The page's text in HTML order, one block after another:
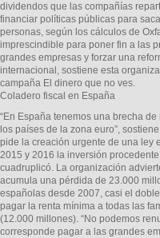
dividendos que las compañías
financiar políticas públicas para
personas, según los cálculos de
imprescindible para poner fin a las
grandes empresas y forzar una
internacional, sostiene esta
campaña El dinero que no ves.
Coladero fiscal en España
“En España tenemos una brecha
los países de la zona euro”,
pide la creación urgente de una ley
2015 y 2016 la inversión
cuadruplicó. La organización
acumula una pérdida de 23.000
españolas desde 2007, casi el
pagar la renta mínima a todas las
(12.000 millones). “No podemos
corresponde pagar a las grandes